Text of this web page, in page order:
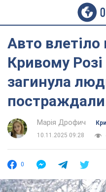
Авто влетіло
Кривому
загинула
Марія Дрофич
10.11.2025 09:28
0